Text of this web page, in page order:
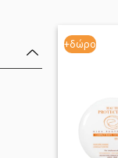
+δώρο